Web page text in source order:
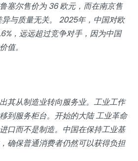
塞尔售价为 36 欧元，而在南京售
与质量无关。 2025年，中国对欧
，远远超过竞争对手，因为中国
值。
其从制造业转向服务业。工业工作
到服务柜台。开始的大陆工业革命
口而不是制造。中国在保持工业基
确保普通消费者仍然可以获得负担